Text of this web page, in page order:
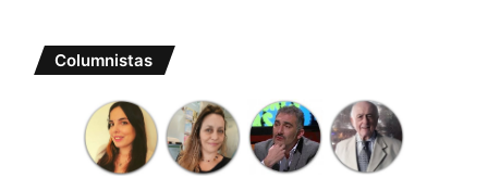
Columnistas